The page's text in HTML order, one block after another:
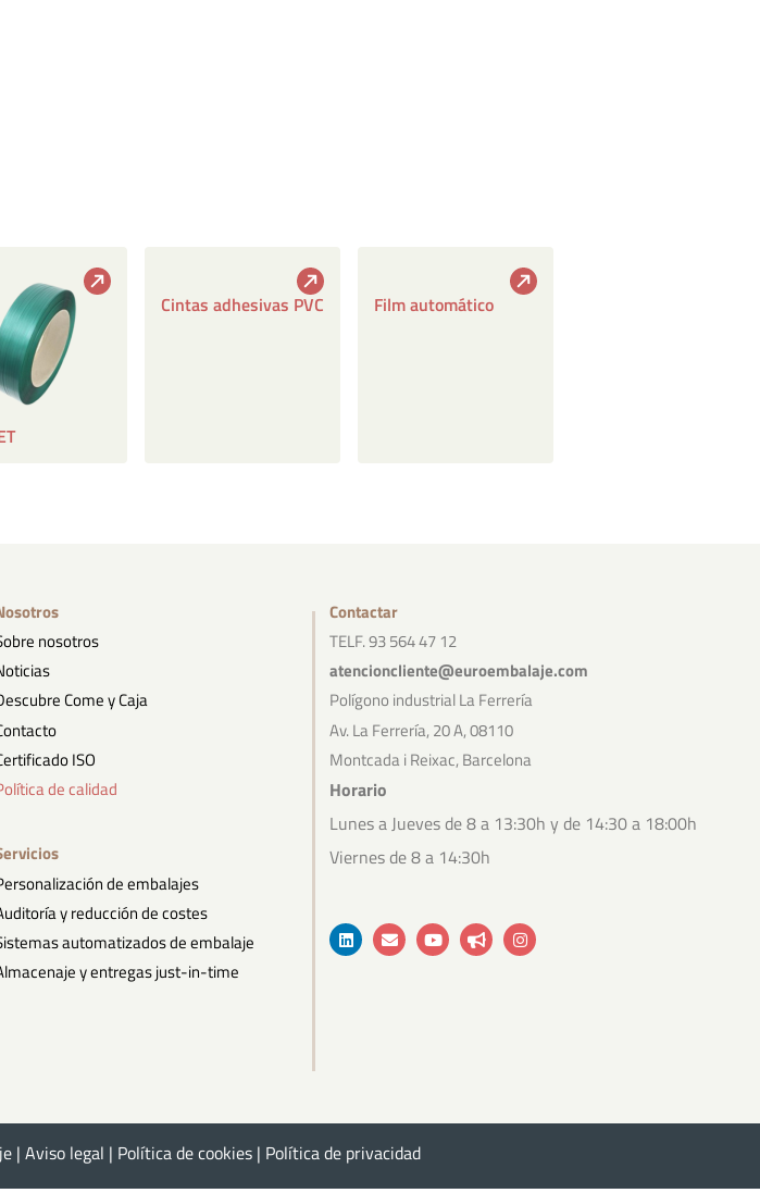
Cintas adhesivas PVC Film automático
nosotros
Come y Caja
ISO
de calidad
de embalajes
y reducción de costes
automatizados de embalaje
y entregas just-in-time
Contactar
TELF. 93 564 47 12
atencioncliente@euroembalaje.com
Polígono industrial La Ferrería
Av. La Ferrería, 20 A, 08110
Montcada i Reixac, Barcelona
Horario
Lunes a Jueves de 8 a 13:30h y de 14:30 a 18:00h
Viernes de 8 a 14:30h
| Aviso legal | Política de cookies| Política de privacidad